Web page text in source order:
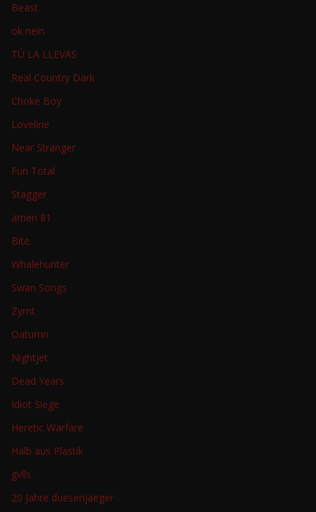
Beast
ok nein
TÚ LA LLEVAS
Real Country Dark
Choke Boy
Loveline
Near Stranger
Fun Total
Stagger
amen 81
Bite.
Whalehunter
Swan Songs
Zymt
Oatumn
Nightjet
Dead Years
Idiot Siege
Heretic Warfare
Halb aus Plastik
gvlls.
20 Jahre duesenjaeger